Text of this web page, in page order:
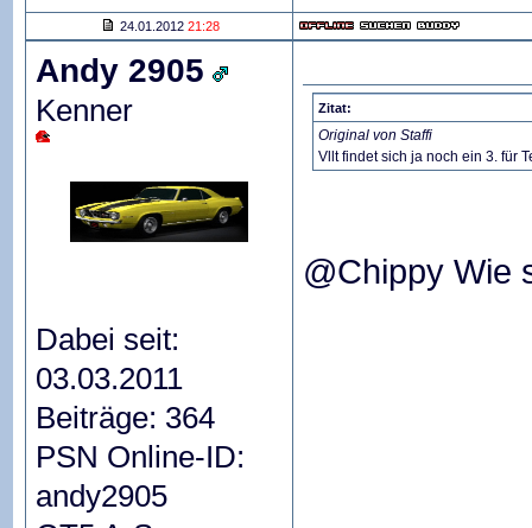
24.01.2012 21:28
Andy 2905
Kenner
Dabei seit:
03.03.2011
Beiträge: 364
PSN Online-ID:
andy2905
Zitat:
Original von Staffi
Vllt findet sich ja noch ein 3. für
@Chippy Wie